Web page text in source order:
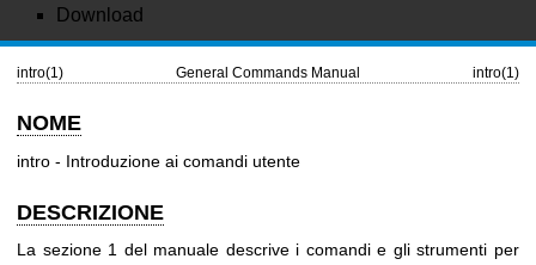
Download
intro(1) General Commands Manual intro(1)
NOME
intro - Introduzione ai comandi utente
DESCRIZIONE
La sezione 1 del manuale descrive i comandi e gli strumenti per